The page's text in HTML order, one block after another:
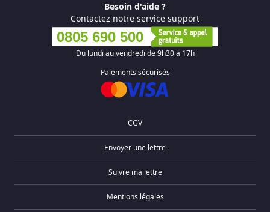
Besoin d'aide ?
Contactez notre service support
0805 690 500
Du lundi au vendredi de 9h30 à 17h
Paiements sécurisés
CGV
Envoyer une lettre
Suivre ma lettre
Mentions légales